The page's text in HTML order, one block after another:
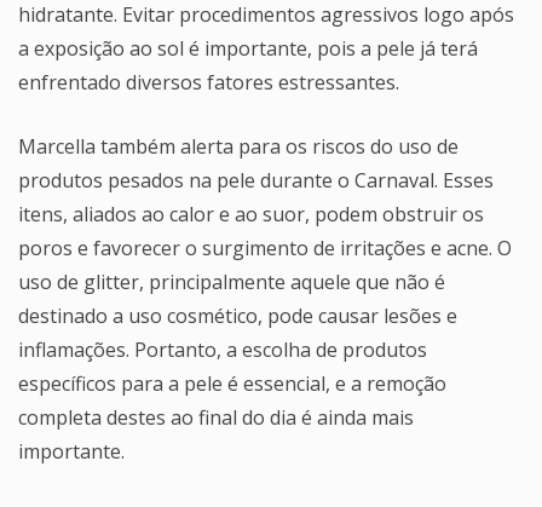
hidratante. Evitar procedimentos agressivos logo após
a exposição ao sol é importante, pois a pele já terá
enfrentado diversos fatores estressantes.
Marcella também alerta para os riscos do uso de
produtos pesados na pele durante o Carnaval. Esses
itens, aliados ao calor e ao suor, podem obstruir os
poros e favorecer o surgimento de irritações e acne. O
uso de glitter, principalmente aquele que não é
destinado a uso cosmético, pode causar lesões e
inflamações. Portanto, a escolha de produtos
específicos para a pele é essencial, e a remoção
completa destes ao final do dia é ainda mais
importante.